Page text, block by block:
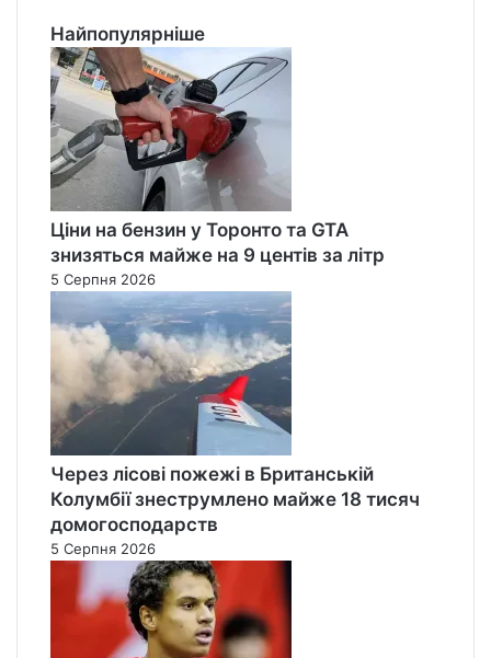
Найпопулярніше
Ціни на бензин у Торонто та GTA
знизяться майже на 9 центів за літр
5 Серпня 2026
Через лісові пожежі в Британській
Колумбії знеструмлено майже 18 тисяч
домогосподарств
5 Серпня 2026